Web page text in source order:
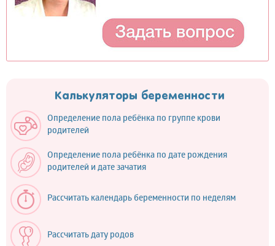
Калькуляторы беременности
Определение пола ребёнка по группе крови
родителей
Определение пола ребёнка по дате рождения
родителей и дате зачатия
Рассчитать календарь беременности по неделям
Рассчитать дату родов